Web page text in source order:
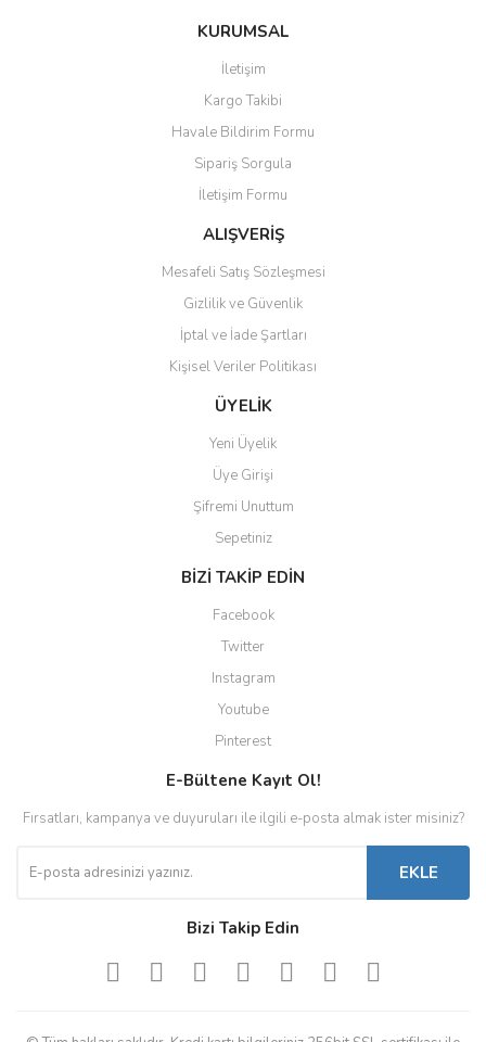
Bu ürüne ilk yorumu siz yapın!
Ürün resmi kalitesiz, bozuk veya görüntülenemiyor.
Ürün açıklamasında eksik bilgiler bulunuyor.
Ürün bilgilerinde hatalar bulunuyor.
Ürün fiyatı diğer sitelerden daha pahalı.
Bu ürüne benzer farklı alternatifler olmalı.
Gönder
KURUMSAL
İletişim
Kargo Takibi
Havale Bildirim Formu
Sipariş Sorgula
İletişim Formu
ALIŞVERİŞ
Mesafeli Satış Sözleşmesi
Gizlilik ve Güvenlik
İptal ve İade Şartları
Kişisel Veriler Politikası
ÜYELİK
Yeni Üyelik
Üye Girişi
Şifremi Unuttum
Sepetiniz
BİZİ TAKİP EDİN
Facebook
Twitter
Instagram
Youtube
Pinterest
E-Bültene Kayıt Ol!
Fırsatları, kampanya ve duyuruları ile ilgili e-posta almak ister misiniz?
EKLE
Bizi Takip Edin